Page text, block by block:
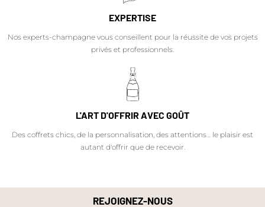
EXPERTISE
Nos experts-champagne vous conseillent pour la réussite de vos projets
privés et professionnels.
L'ART D'OFFRIR AVEC GOÛT
Des coffrets chics, de la personnalisation, des attentions… le plaisir est
autant d'offrir que de recevoir.
REJOIGNEZ-NOUS